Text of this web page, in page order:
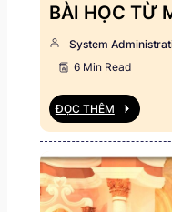
BÀI HỌC TỪ
System
6 Min Read
ĐỌC THÊM